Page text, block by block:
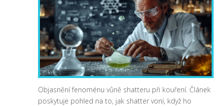
Objasnění fenoménu vůně shatteru při kouření. Článek
poskytuje pohled na to, jak shatter voní, když ho